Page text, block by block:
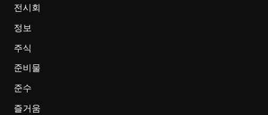
전시회
정보
주식
준비물
준수
즐거움